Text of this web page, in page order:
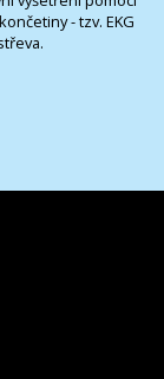
- tzv. EKG